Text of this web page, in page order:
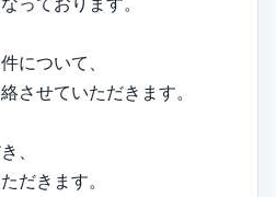
について、
させていただきます。
、
だきます。